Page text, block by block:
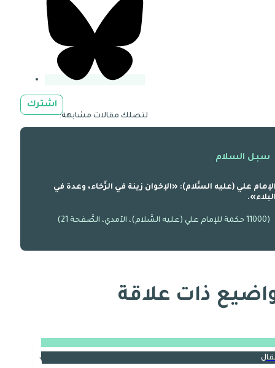
اشترك
لتصلك مقالات مشابهة:
سبل السلام
علي (عليه السَّلام): «الإخوان زينة في الرَّخاء، وعدة في
(11000 حكمة للإمام علي (عليه السَّلام)، الآمدي، الصَّفحة 21)
ذات علاقة